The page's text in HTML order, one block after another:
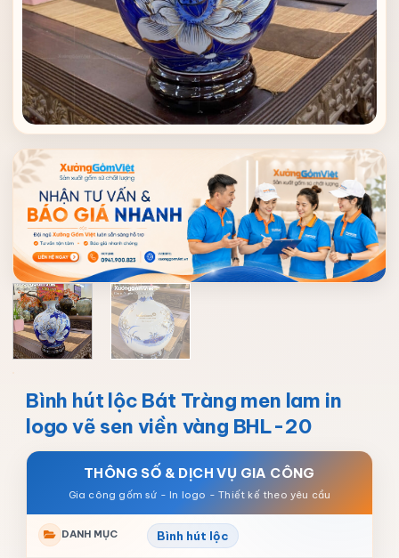
Bình hút lộc Bát Tràng men lam in
logo vẽ sen viền vàng BHL-20
THÔNG SỐ & DỊCH VỤ GIA CÔNG
DANH MỤC Bình hút lộc